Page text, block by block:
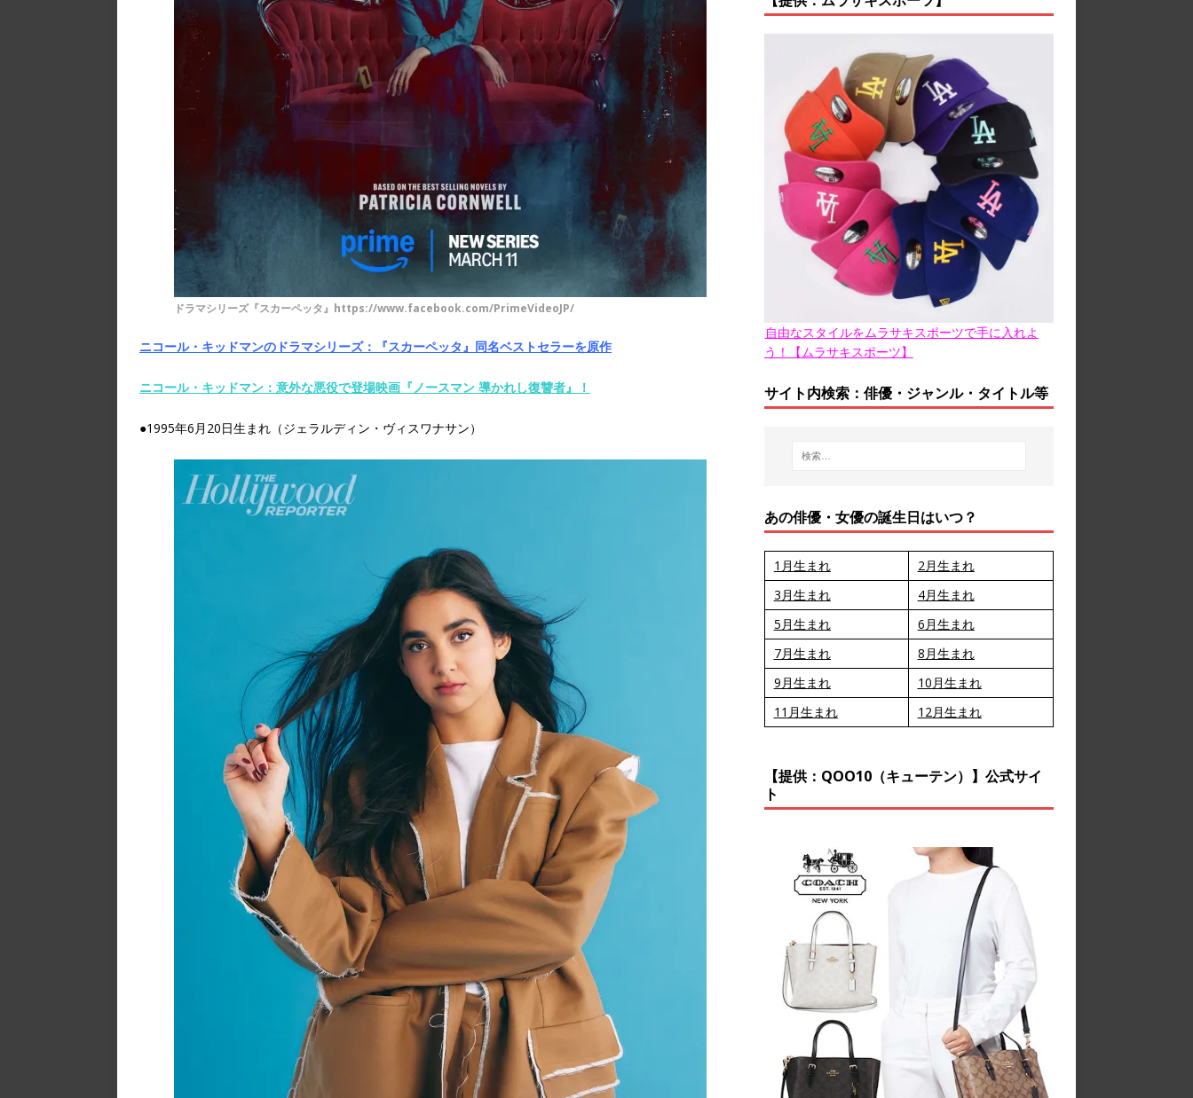
ドラマシリーズ『スカーペッタ』https://www.facebook.com/PrimeVideoJP/
ニコール・キッドマンのドラマシリーズ：『スカーペッタ』同名ベストセラーを原作
ニコール・キッドマン：意外な悪役で登場映画『ノースマン 導かれし復讐者』！
●1995年6月20日生まれ（ジェラルディン・ヴィスワナサン）
自由なスタイルをムラサキスポーツで手に入れよ
う！【ムラサキスポーツ】
サイト内検索：俳優・ジャンル・タイトル等
あの俳優・女優の誕生日はいつ？
1月生まれ
2月生まれ
3月生まれ
4月生まれ
5月生まれ
6月生まれ
7月生まれ
8月生まれ
9月生まれ
10月生まれ
11月生まれ
12月生まれ
【提供：QOO10（キューテン）】公式サイ
ト